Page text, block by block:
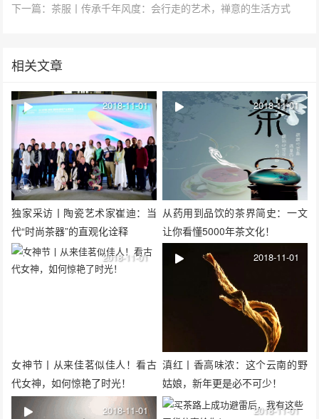
下一篇：茶服丨传承千年风度：会行走的艺术，禅意的生活方式
相关文章
独家采访丨陶瓷艺术家崔迪：当
代“时尚茶器”的直观化诠释
2018-11-01
从药用到品饮的茶界简史：一文
让你看懂5000年茶文化！
2018-11-01
女神节丨从来佳茗似佳人！看古
代女神，如何惊艳了时光！
2018-11-01
滇红丨香高味浓：这个云南的野
姑娘，新年更是必不可少！
2018-11-01
2018-11-01 2018-11-01